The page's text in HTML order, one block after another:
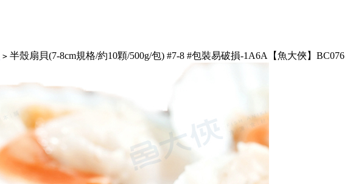
> 半殼扇貝(7-8cm規格/約10顆/500g/包) #7-8 #包裝易破損-1A6A【魚大俠】BC076